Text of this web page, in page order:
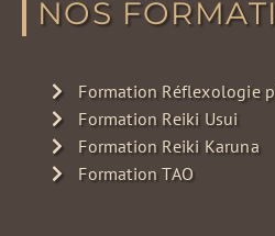
NOS
Formation Réflexologie
Formation Reiki Usui
Formation Reiki Karuna
Formation TAO